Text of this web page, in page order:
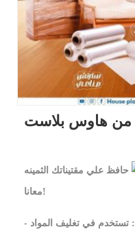
من هاوس بلاست
حافظ علي مقتيناتك الثمينه
معانا!
- رولات البلاستيك المفرقع ( بابلز ) : تستخدم في تغليف المواد